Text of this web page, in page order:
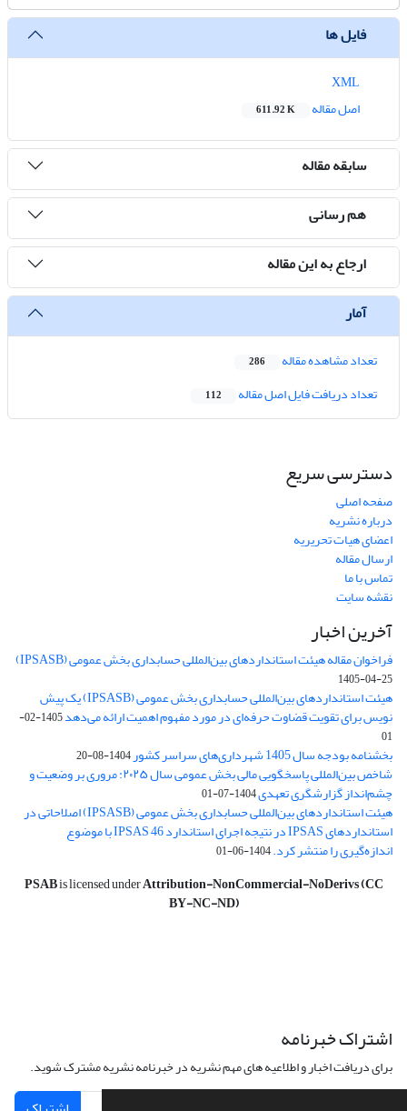
فایل ها
اصل مقاله
611.92 K
سابقه مقاله
هم رسانی
ارجاع به این مقاله
آمار
تعداد مشاهده مقاله 286
تعداد دریافت فایل اصل مقاله 112
دسترسی سریع
صفحه اصلی
درباره نشریه
اعضای هیات تحریریه
ارسال مقاله
تماس با ما
نقشه سایت
آخرین اخبار
فراخوان مقاله هیئت استانداردهای بین‌المللی حسابداری بخش عمومی (IPSASB)
1405-04-25
هیئت استانداردهای بین‌المللی حسابداری بخش عمومی (IPSASB) یک پیش
نویس برای تقویت قضاوت‌ حرفه‌ای در مورد مفهوم اهمیت ارائه می‌دهد
1405-02-
01
بخشنامه بودجه سال 1405 شهرداری‌های سراسر کشور 1404-08-20
شاخص بین‌المللی پاسخگویی مالی بخش عمومی سال ۲۰۲۵: مروری بر وضعیت و
چشم‌انداز گزارشگری تعهدی1404-07-01
هیئت استانداردهای بین‌المللی حسابداری بخش عمومی (IPSASB) اصلاحاتی در
استانداردهای IPSAS در نتیجه اجرای استاندارد IPSAS 46 با موضوع
اندازه‌گیری را منتشر کرد.1404-06-01
PSABis licensed underAttribution-NonCommercial-NoDerivs (CC
BY-NC-ND)
اشتراک خبرنامه
برای دریافت اخبار و اطلاعیه های مهم نشریه در خبرنامه نشریه مشترک شوید.